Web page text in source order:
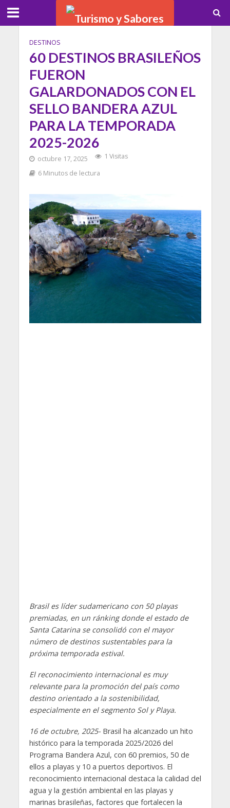
DESTINOS
60 DESTINOS BRASILEÑOS
FUERON
GALARDONADOS CON EL
SELLO BANDERA AZUL
PARA LA TEMPORADA
2025-2026
octubre 17, 2025
1 Visitas
6 Minutos de lectura
Brasil es líder sudamericano con 50 playas
premiadas, en un ránking donde el estado de
Santa Catarina se consolidó con el mayor
número de destinos sustentables para la
próxima temporada estival.
El reconocimiento internacional es muy
relevante para la promoción del país como
destino orientado a la sostenibilidad,
especialmente en el segmento Sol y Playa.
16 de octubre, 2025-Brasil ha alcanzado un hito
histórico para la temporada 2025/2026 del
Programa Bandera Azul, con 60 premios, 50 de
ellos a playas y 10 a puertos deportivos. El
reconocimiento internacional destaca la calidad del
agua y la gestión ambiental en las playas y
marinas brasileñas, factores que fortalecen la